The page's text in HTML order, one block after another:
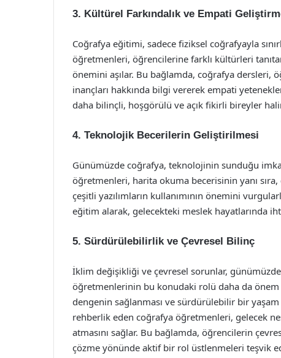
3. Kültürel Farkındalık ve Empati
Coğrafya eğitimi, sadece fiziksel coğrafyayla
öğretmenleri, öğrencilerine farklı kültürleri
önemini aşılar. Bu bağlamda, coğrafya dersleri,
inançları hakkında bilgi vererek empati
daha bilinçli, hoşgörülü ve açık fikirli bireyler
4. Teknolojik Becerilerin Geliştirilmesi
Günümüzde coğrafya, teknolojinin sunduğu
öğretmenleri, harita okuma becerisinin yanı
çeşitli yazılımların kullanımının önemini
eğitim alarak, gelecekteki meslek hayatlarında
5. Sürdürülebilirlik ve Çevresel Bilinç
İklim değişikliği ve çevresel sorunlar,
öğretmenlerinin bu konudaki rolü daha da önem
dengenin sağlanması ve sürdürülebilir bir
rehberlik eden coğrafya öğretmenleri, gelecek
atmasını sağlar. Bu bağlamda, öğrencilerin
çözme yönünde aktif bir rol üstlenmeleri teşvik